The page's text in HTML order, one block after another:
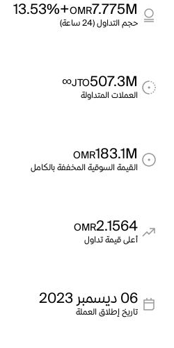
7.775M
OMR
+13.53%
حجم التداول (24 ساعة)
507.3M
JTO
∞
العملات المتداولة
183.1M
OMR
القيمة السوقية المخففة بالكامل
2.1564
OMR
أعلى قيمة تداول
06 ديسمبر 2023
تاريخ إطلاق العملة